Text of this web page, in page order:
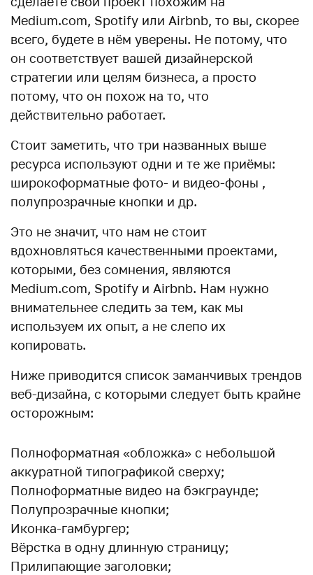
Medium.com, Spotify или Airbnb, то вы, скорее
всего, будете в нём уверены. Не потому, что
он соответствует вашей дизайнерской
стратегии или целям бизнеса, а просто
потому, что он похож на то, что
действительно работает.
Стоит заметить, что три названных выше
ресурса используют одни и те же приёмы:
широкоформатные фото- и видео-фоны ,
полупрозрачные кнопки и др.
Это не значит, что нам не стоит
вдохновляться качественными проектами,
которыми, без сомнения, являются
Medium.com, Spotify и Airbnb. Нам нужно
внимательнее следить за тем, как мы
используем их опыт, а не слепо их
копировать.
Ниже приводится список заманчивых трендов
веб-дизайна, с которыми следует быть крайне
осторожным:
Полноформатная «обложка» с небольшой
аккуратной типографикой сверху;
Полноформатные видео на бэкграунде;
Полупрозрачные кнопки;
Иконка-гамбургер;
Вёрстка в одну длинную страницу;
Прилипающие заголовки;